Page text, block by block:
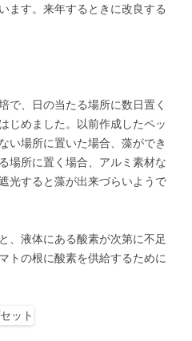
ます。来年するときに改良する
で、日の当たる場所に数日置く
じめました。以前作成したペッ
い場所に置いた場合、藻ができ
場所に置く場合、アルミ素材な
光すると藻が出来づらいようで
、液体にある酸素が次第に不足
トの根に酸素を供給するために